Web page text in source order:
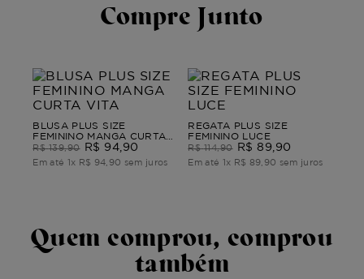
Compre Junto
BLUSA PLUS SIZE
FEMININO MANGA CURTA
VITA
R$ 139,90 R$ 94 90
Em até 1x R$ 94 90 sem juros
REGATA PLUS SIZE
FEMININO LUCE
R$ 114,90 R$ 89 90
Em até 1x R$ 89 90 sem juros
Quem comprou, comprou
também